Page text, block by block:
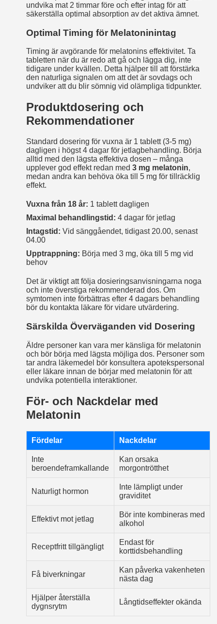
undvika mat 2 timmar före och efter intag för att
säkerställa optimal absorption av det aktiva ämnet.
Optimal Timing för Melatoninintag
Timing är avgörande för melatonins effektivitet. Ta
tabletten när du är redo att gå och lägga dig, inte
tidigare under kvällen. Detta hjälper till att förstärka
den naturliga signalen om att det är sovdags och
undviker att du blir sömnig vid olämpliga tidpunkter.
Produktdosering och
Rekommendationer
Standard dosering för vuxna är 1 tablett (3-5 mg)
dagligen i högst 4 dagar för jetlagbehandling. Börja
alltid med den lägsta effektiva dosen – många
upplever god effekt redan med 3 mg melatonin,
medan andra kan behöva öka till 5 mg för tillräcklig
effekt.
Vuxna från 18 år: 1 tablett dagligen
Maximal behandlingstid: 4 dagar för jetlag
Intagstid: Vid sänggåendet, tidigast 20.00, senast
04.00
Upptrappning: Börja med 3 mg, öka till 5 mg vid
behov
Det är viktigt att följa dosieringsanvisningarna noga
och inte överstiga rekommenderad dos. Om
symtomen inte förbättras efter 4 dagars behandling
bör du kontakta läkare för vidare utvärdering.
Särskilda Överväganden vid Dosering
Äldre personer kan vara mer känsliga för melatonin
och bör börja med lägsta möjliga dos. Personer som
tar andra läkemedel bör konsultera apotekspersonal
eller läkare innan de börjar med melatonin för att
undvika potentiella interaktioner.
För- och Nackdelar med
Melatonin
Fördelar Nackdelar
Inte
beroendeframkallande
Kan orsaka
morgontrötthet
Naturligt hormon
Inte lämpligt under
graviditet
Effektivt mot jetlag
Bör inte kombineras med
alkohol
Receptfritt tillgängligt
Endast för
korttidsbehandling
Få biverkningar
Kan påverka vakenheten
nästa dag
Hjälper återställa
dygnsrytm
Långtidseffekter okända